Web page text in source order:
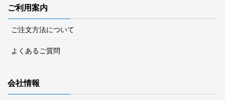
ご利用案内
ご注文方法について
よくあるご質問
会社情報